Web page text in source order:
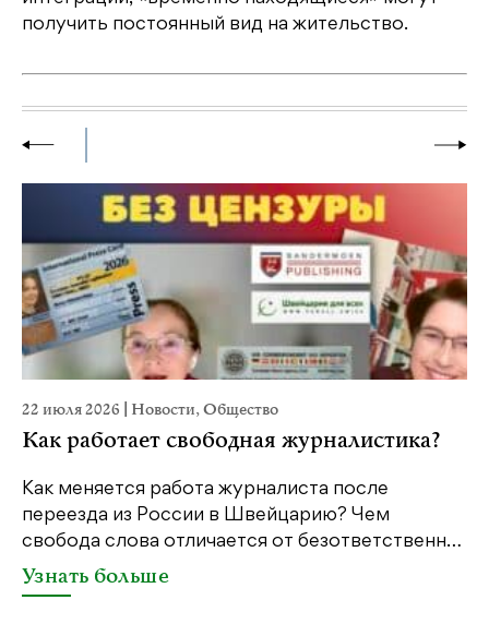
получить постоянный вид на жительство.
22 июля 2026 Новости,Общество
Как работает свободная журналистика?
Как меняется работа журналиста после
переезда из России в Швейцарию? Чем
свобода слова отличается от безответственн…
Узнать больше